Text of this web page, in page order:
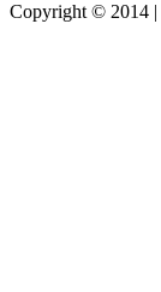
Copyright © 2014 |